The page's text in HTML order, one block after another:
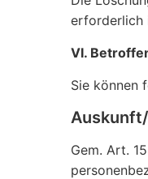
erforderlich
VI.
Sie können
Gem. Art.